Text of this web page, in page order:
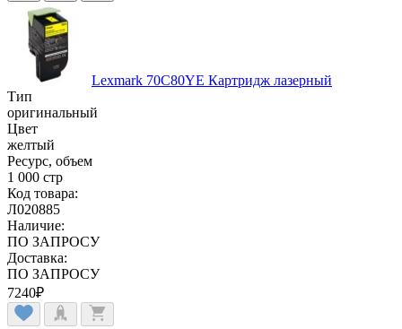
Lexmark 70C80YE Картридж лазерный
Тип
оригинальный
Цвет
желтый
Ресурс, объем
1 000 стр
Код товара:
Л020885
Наличие:
ПО ЗАПРОСУ
Доставка:
ПО ЗАПРОСУ
7240₽